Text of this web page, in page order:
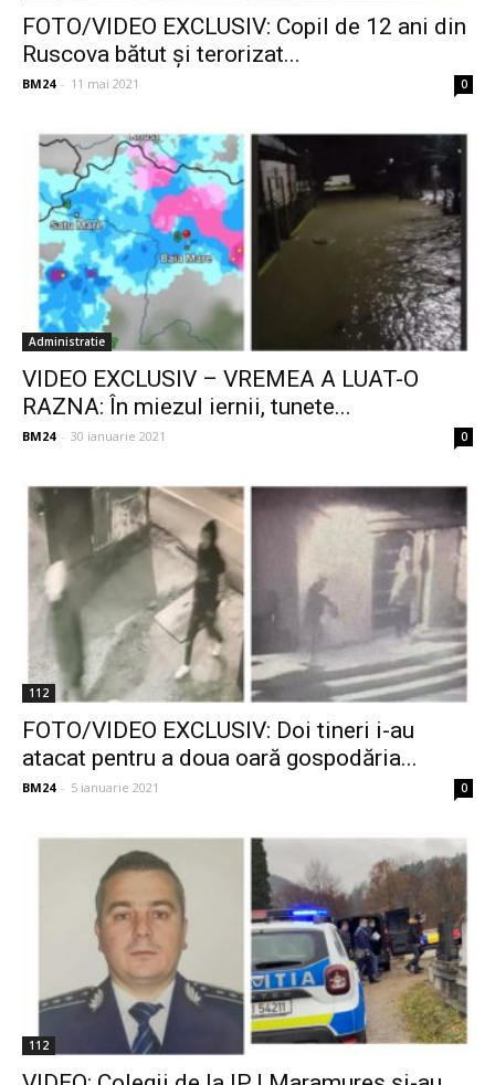
FOTO/VIDEO EXCLUSIV: Copil de 12 ani din
Ruscova bătut și terorizat...
BM24 - 11 mai 2021 0
Administratie
VIDEO EXCLUSIV – VREMEA A LUAT-O
RAZNA: În miezul iernii, tunete...
BM24 - 30 ianuarie 2021 0
112
FOTO/VIDEO EXCLUSIV: Doi tineri i-au
atacat pentru a doua oară gospodăria...
BM24 - 5 ianuarie 2021 0
112